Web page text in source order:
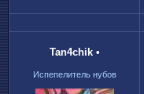
Tan4chik •
Испепелитель нубов